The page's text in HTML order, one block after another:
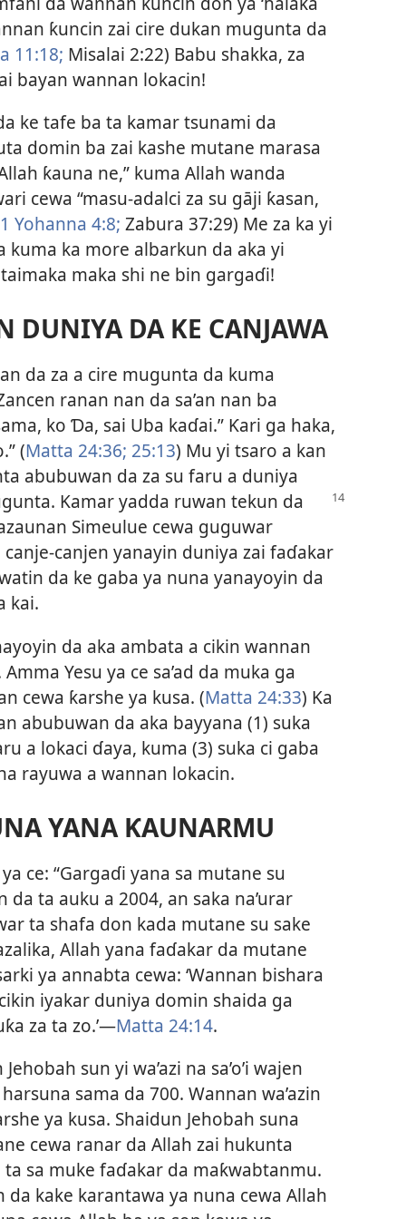
ƙuncin zai cire dukan mugunta da
11:18; Misalai 2:22) Babu shakka, za
bayan wannan lokacin!
ke tafe ba ta kamar tsunami da
domin ba zai kashe mutane marasa
ƙauna ne,” kuma Allah wanda
cewa “masu-adalci za su gāji ƙasan,
1 Yohanna 4:8; Zabura 37:29) Me za ka yi
ka more albarkun da aka yi
maka shi ne bin gargaɗi!
DUNIYA DA KE CANJAWA
da za a cire mugunta da kuma
ranan nan da sa’an nan ba
ko Ɗa, sai Uba kaɗai.” Ƙari ga haka,
(Matta 24:36; 25:13) Mu yi tsaro a kan
abubuwan da za su faru a duniya
Kamar yadda ruwan tekun da
Simeulue cewa guguwar
canjen yanayin duniya zai faɗakar
da ke gaba ya nuna yanayoyin da
kai.
da aka ambata a cikin wannan
Yesu ya ce sa’ad da muka ga
cewa ƙarshe ya kusa. (Matta 24:33) Ka
abubuwan da aka bayyana (1) suka
a lokaci ɗaya, kuma (3) suka ci gaba
rayuwa a wannan lokacin.
YANA ƘAUNARMU
ce: “Gargaɗi yana sa mutane su
ta auku a 2004, an saka na’urar
ta shafa don kada mutane su sake
Allah yana faɗakar da mutane
ya annabta cewa: ‘Wannan bishara
iyakar duniya domin shaida ga
za ta zo.’​—⁠Matta 24:⁠14.
sun yi wa’azi na sa’o’i wajen
sama da 700. Wannan wa’azin
ya kusa. Shaidun Jehobah suna
cewa ranar da Allah zai hukunta
sa muke faɗakar da maƙwabtanmu.
kake karantawa ya nuna cewa Allah